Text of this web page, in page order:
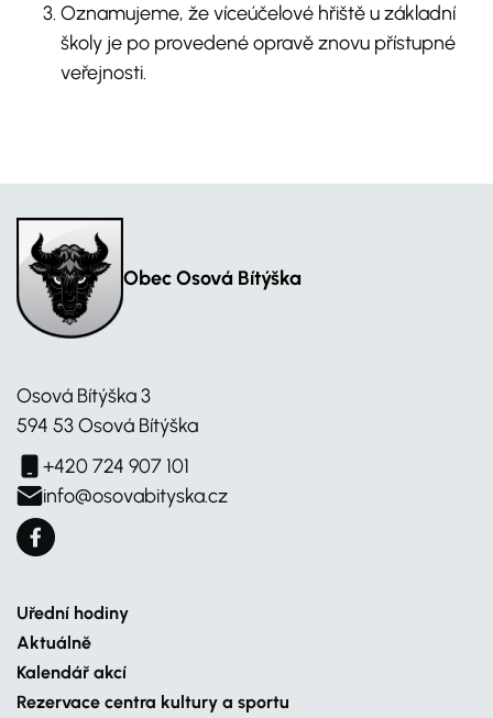
Oznamujeme, že víceúčelové hřiště u základní
školy je po provedené opravě znovu přístupné
veřejnosti.
Obec Osová Bítýška
Osová Bítýška 3
594 53 Osová Bítýška
+420 724 907 101
info@osovabityska.cz
Uřední hodiny
Aktuálně
Kalendář akcí
Rezervace centra kultury a sportu